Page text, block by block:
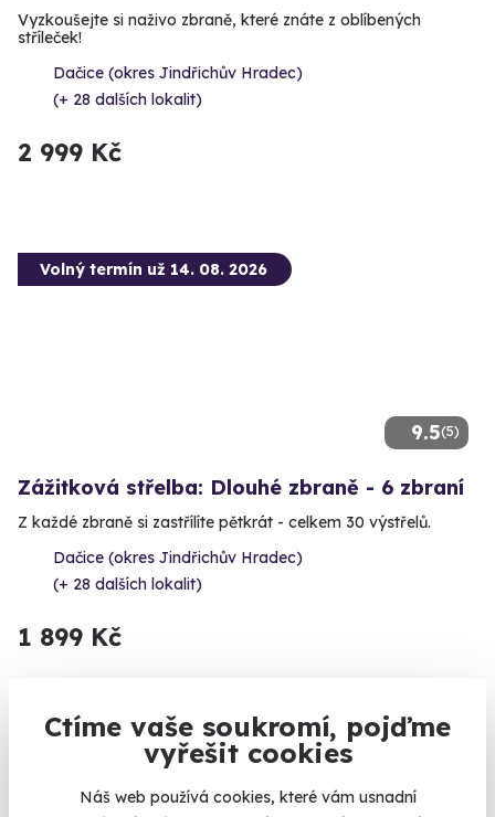
Ctíme vaše soukromí, pojďme
vyřešit cookies
Náš web používá cookies, které vám usnadní
Vyzkoušejte si naživo zbraně, které znáte z oblíbených
stříleček!
Dačice (okres Jindřichův Hradec)
(+ 28 dalších lokalit)
2 999 Kč
9.5(5)
Volný termín už 14. 08. 2026
Zážitková střelba: Dlouhé zbraně - 6 zbraní
Z každé zbraně si zastřílíte pětkrát - celkem 30 výstřelů.
Dačice (okres Jindřichův Hradec)
(+ 28 dalších lokalit)
1 899 Kč
Volný termín už 14. 08. 2026